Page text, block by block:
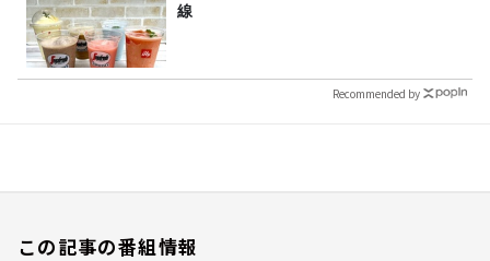
線
Recommended by
この記事の番組情報